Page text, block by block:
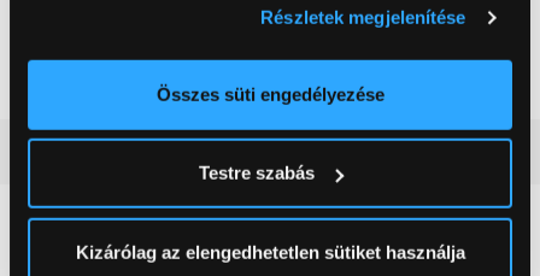
elhelyezkedéséről pár méteres pontossággal
Az Ön készülékén beazonosítása annak konkrét
módjairól és adja meg preferenciáit aRészletek
pontban. Bármikor módosíthatja vagy visszavonhatja a
Sütinyilatkozathoz való hozzájárulását.
Részletek megjelenítése
Összes süti engedélyezése
Testre szabás
Kizárólag az elengedhetetlen sütiket használja
kombinált hűtőszekrény
0